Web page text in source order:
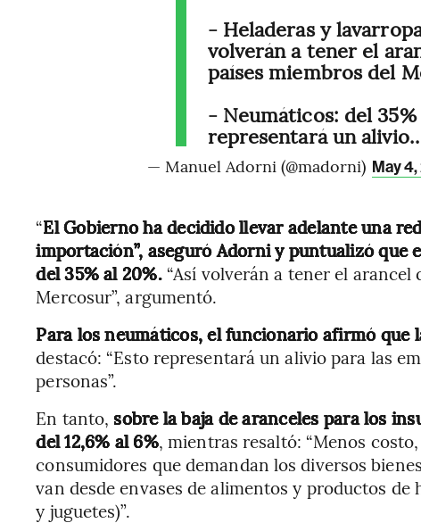
- Heladeras y
volverán a tener el
países miembros del
- Neumáticos: del 35%
representará un
— Manuel Adorni (@madorni) May
“El Gobierno ha decidido llevar adelante una
importación”, aseguró Adorni y puntualizó que
del 35% al 20%.“Así volverán a tener el arancel
Mercosur”, argumentó.
Para los neumáticos, el funcionario afirmó que
destacó: “Esto representará un alivio para las
personas”.
En tanto, sobre la baja de aranceles para los
del 12,6% al 6%, mientras resaltó: “Menos
consumidores que demandan los diversos
van desde envases de alimentos y productos
y juguetes)”.